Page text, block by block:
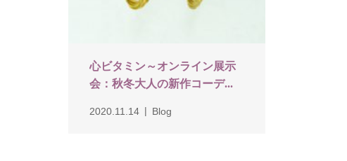
心ビタミン～オンライン展示
会：秋冬大人の新作コーデ...
2020.11.14 Blog